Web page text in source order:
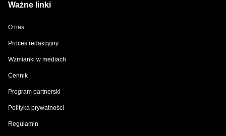
Ważne linki
O nas
Proces redakcyjny
Wzmianki w mediach
Cennik
Program partnerski
Polityka prywatności
Regulamin